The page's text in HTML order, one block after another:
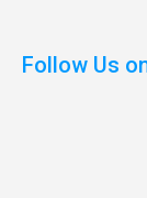
Follow Us